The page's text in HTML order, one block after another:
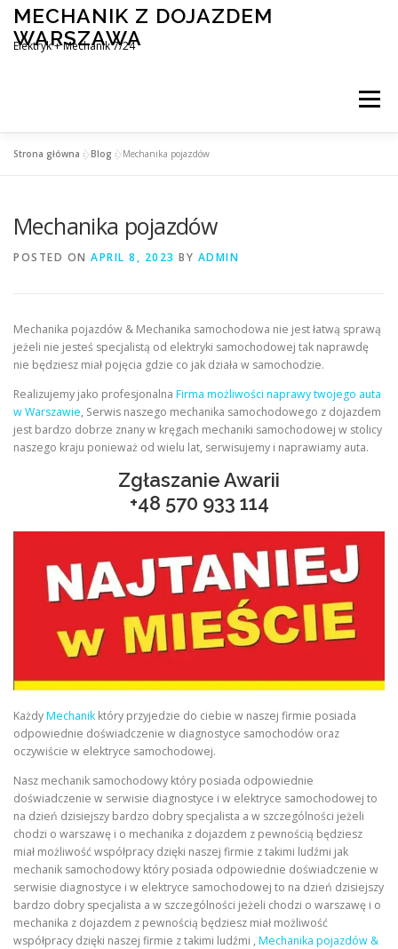
Skip
content
MECHANIK Z DOJAZDEM
WARSZAWA
Elektryk + Mechanik 7/24
Menu
ELEKTRYK SAMOCHODOWY
Strona główna »Blog »Mechanika pojazdów
Mechanika pojazdów
POSTED ON APRIL 8, 2023 BY ADMIN
Mechanika pojazdów & Mechanika samochodowa nie jest łatwą sprawą
jeżeli nie jesteś specjalistą od elektryki samochodowej tak naprawdę
nie będziesz miał pojęcia gdzie co jak działa w samochodzie.
Realizujemy jako profesjonalna Firma możliwości naprawy twojego auta
w Warszawie, Serwis naszego mechanika samochodowego z dojazdem
jest bardzo dobrze znany w kręgach mechaniki samochodowej w stolicy
naszego kraju ponieważ od wielu lat, serwisujemy i naprawiamy auta.
Zgłaszanie Awarii
+48 570 933 114
KażdyMechanik który przyjedzie do ciebie w naszej firmie posiada
odpowiednie doświadczenie w diagnostyce samochodów oraz
oczywiście w elektryce samochodowej.
Nasz mechanik samochodowy który posiada odpowiednie
doświadczenie w serwisie diagnostyce i w elektryce samochodowej to
na dzień dzisiejszy bardzo dobry specjalista a w szczególności jeżeli
chodzi o warszawę i o mechanika z dojazdem z pewnością będziesz
miał możliwość współpracy dzięki naszej firmie z takimi ludźmi jak
mechanik samochodowy który posiada odpowiednie doświadczenie w
serwisie diagnostyce i w elektryce samochodowej to na dzień dzisiejszy
bardzo dobry specjalista a w szczególności jeżeli chodzi o warszawę i o
mechanika z dojazdem z pewnością będziesz miał możliwość
współpracy dzięki naszej firmie z takimi ludźmi , Mechanika pojazdów &